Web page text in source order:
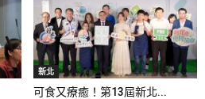
新北
可食又療癒！第13屆新北...